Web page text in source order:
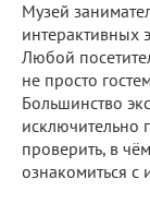
Музей
интерактивных
Любой
не просто
Большинство
исключительно
проверить, в
ознакомиться с